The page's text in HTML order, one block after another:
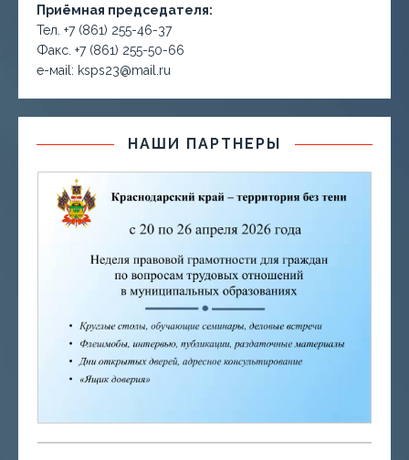
Приёмная председателя:
Тел. +7 (861) 255-46-37
Факс. +7 (861) 255-50-66
е-маil: ksps23@mail.ru
НАШИ ПАРТНЕРЫ